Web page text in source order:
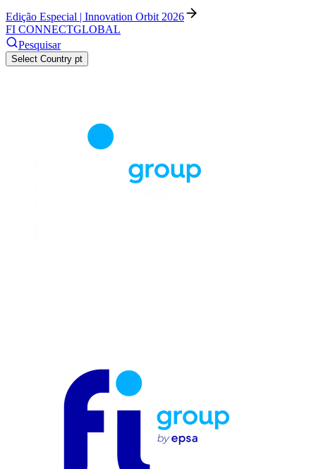
Edição Especial | Innovation Orbit 2026
FI CONNECTGLOBAL
Pesquisar
Select Country pt